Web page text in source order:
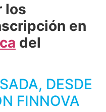
los
en
del
DESDE
FINNOVA